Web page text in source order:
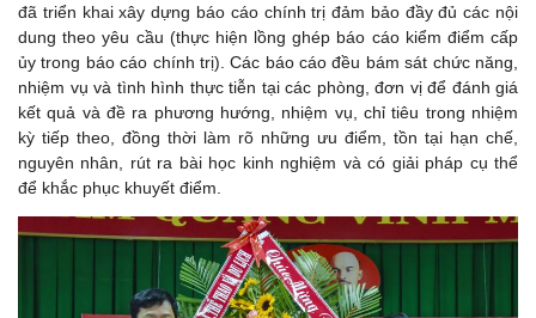
đã triển khai xây dựng báo cáo chính trị đảm bảo đầy đủ các nội
dung theo yêu cầu (thực hiện lồng ghép báo cáo kiểm điểm cấp
ủy trong báo cáo chính trị). Các báo cáo đều bám sát chức năng,
nhiệm vụ và tình hình thực tiễn tại các phòng, đơn vị để đánh giá
kết quả và đề ra phương hướng, nhiệm vụ, chỉ tiêu trong nhiệm
kỳ tiếp theo, đồng thời làm rõ những ưu điểm, tồn tại hạn chế,
nguyên nhân, rút ra bài học kinh nghiệm và có giải pháp cụ thể
để khắc phục khuyết điểm.